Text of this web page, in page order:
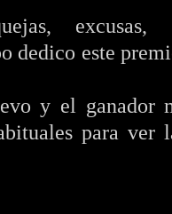
dedico este
y el ganador
para ver